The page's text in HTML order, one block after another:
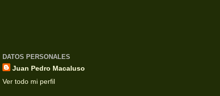
DATOS PERSONALES
Juan Pedro Macaluso
Ver todo mi perfil